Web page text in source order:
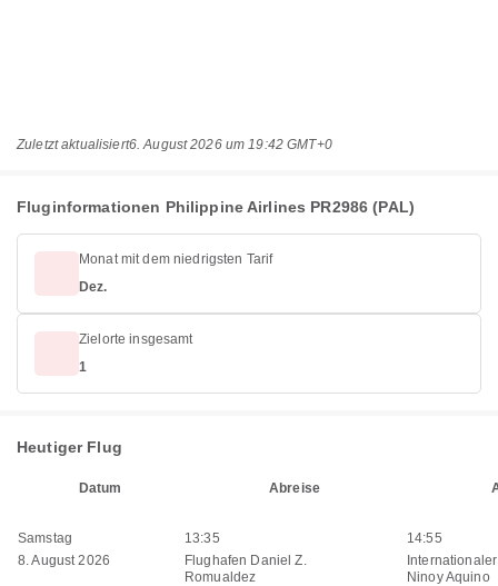
Zuletzt aktualisiert6. August 2026 um 19:42 GMT+0
Fluginformationen Philippine Airlines PR2986 (PAL)
Monat mit dem niedrigsten Tarif
Dez.
Zielorte insgesamt
1
Heutiger Flug
Datum Abreise
Samstag
8. August 2026
13:35
Flughafen Daniel Z.
Romualdez
14:55
Ninoy Aquino